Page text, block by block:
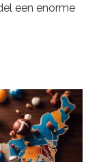
een enorme